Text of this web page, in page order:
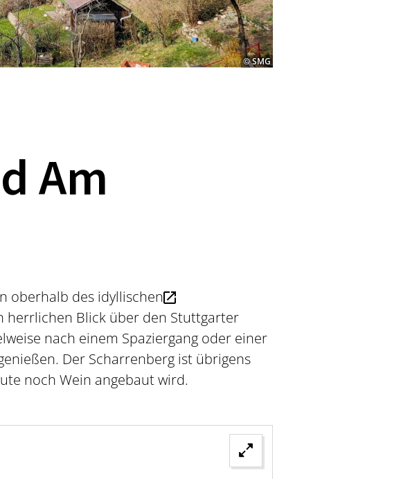
© SMG
Am
oberhalb des idyllischen
herrlichen Blick über den Stuttgarter
nach einem Spaziergang oder einer
Der Scharrenberg ist übrigens
noch Wein angebaut wird.